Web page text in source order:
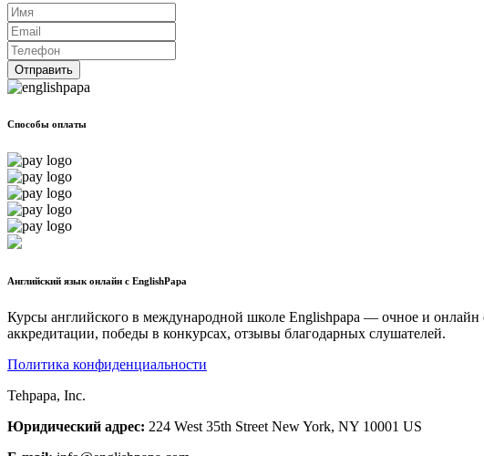
Отправить
Способы оплаты
Английский язык онлайн с EnglishPapa
Курсы английского в международной школе Englishpapa — очное и онлайн
аккредитации, победы в конкурсах, отзывы благодарных слушателей.
Политика конфиденциальности
Tehpapa, Inc.
Юридический адрес: 224 West 35th Street New York, NY 10001 US